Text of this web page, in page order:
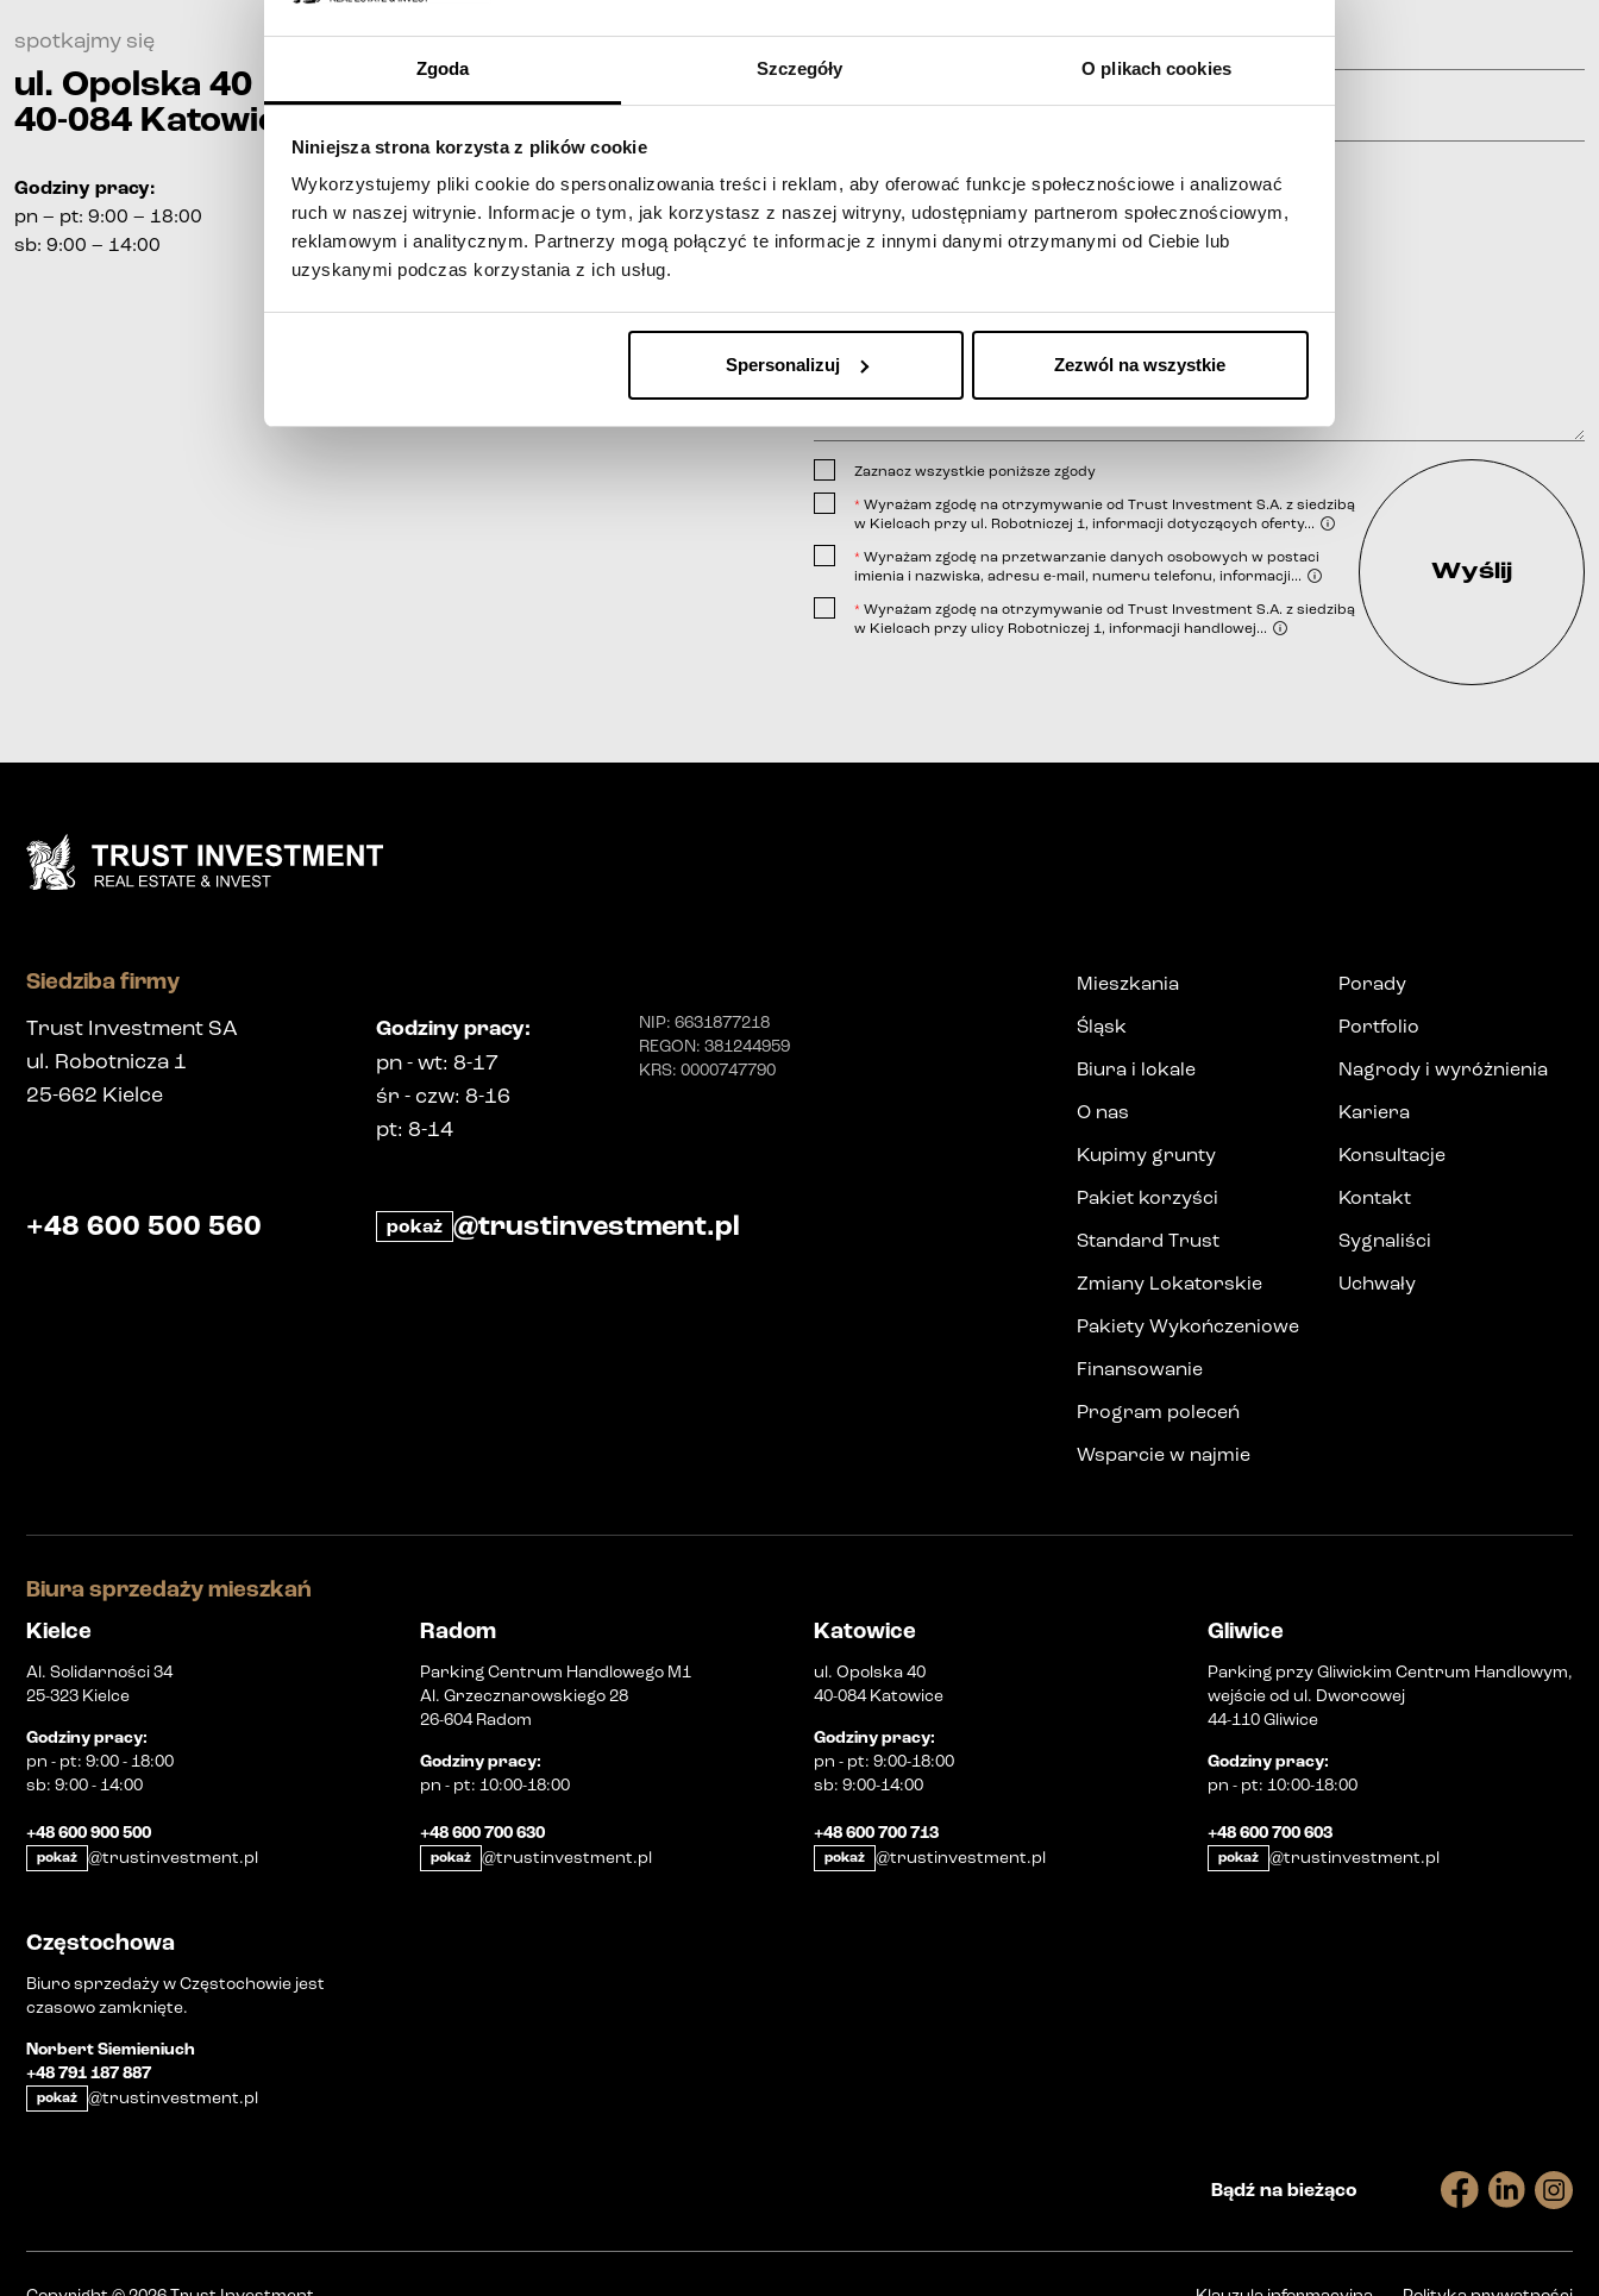
Zgoda Szczegóły O plikach cookies
Niniejsza strona korzysta z plików cookie
Wykorzystujemy pliki cookie do spersonalizowania treści i reklam, aby oferować funkcje społecznościowe i analizować
ruch w naszej witrynie. Informacje o tym, jak korzystasz z naszej witryny, udostępniamy partnerom społecznościowym,
reklamowym i analitycznym. Partnerzy mogą połączyć te informacje z innymi danymi otrzymanymi od Ciebie lub
uzyskanymi podczas korzystania z ich usług.
Spersonalizuj Zezwól na wszystkie
spotkajmy się
ul. Opolska 40
40-084 Katowice
Godziny pracy:
pn – pt: 9:00 – 18:00
sb: 9:00 – 14:00
telefon*
e-mail*
Zaznacz wszystkie poniższe zgody
* Wyrażam zgodę na otrzymywanie od Trust Investment S.A. z siedzibą
w Kielcach przy ul. Robotniczej 1, informacji dotyczących oferty...
* Wyrażam zgodę na przetwarzanie danych osobowych w postaci
imienia i nazwiska, adresu e-mail, numeru telefonu, informacji...
* Wyrażam zgodę na otrzymywanie od Trust Investment S.A. z siedzibą
w Kielcach przy ulicy Robotniczej 1, informacji handlowej...
telefonicznej;
Wyślij
Siedziba firmy
Trust Investment SA
ul. Robotnicza 1
25-662 Kielce
Godziny pracy:
pn-wt: 8-17
śr - czw: 8-16
pt: 8-14
NIP: 6631877218
REGON: 381244959
KRS: 0000747790
+48 600 500 560 pokaż @trustinvestment.pl
Mieszkania
Śląsk
Biura i lokale
O nas
Kupimy grunty
Pakiet korzyści
Standard Trust
Zmiany Lokatorskie
Pakiety Wykończeniowe
Finansowanie
Program poleceń
Wsparcie w najmie
Porady
Portfolio
Nagrody i wyróżnienia
Kariera
Konsultacje
Kontakt
Sygnaliści
Uchwały
Biura sprzedaży mieszkań
Kielce
Al. Solidarności 34
25-323 Kielce
Godziny pracy:
pn - pt: 9:00 - 18:00
sb: 9:00 - 14:00
+48 600 900 500
pokaż @trustinvestment.pl
Radom
Parking Centrum Handlowego M1
Al. Grzecznarowskiego 28
26-604 Radom
Godziny pracy:
pn - pt: 10:00-18:00
+48 600 700 630
pokaż @trustinvestment.pl
Katowice
ul. Opolska 40
40-084 Katowice
Godziny pracy:
pn - pt: 9:00-18:00
sb: 9:00-14:00
+48 600 700 713
pokaż @trustinvestment.pl
Gliwice
Parking przy Gliwickim Centrum Handlowym,
wejście od ul. Dworcowej
44-110 Gliwice
Godziny pracy:
pn - pt: 10:00-18:00
+48 600 700 603
pokaż @trustinvestment.pl
Częstochowa
Biuro sprzedaży w Częstochowie jest
czasowo zamknięte.
Norbert Siemieniuch
+48 791 187 887
pokaż @trustinvestment.pl
Bądź na bieżąco